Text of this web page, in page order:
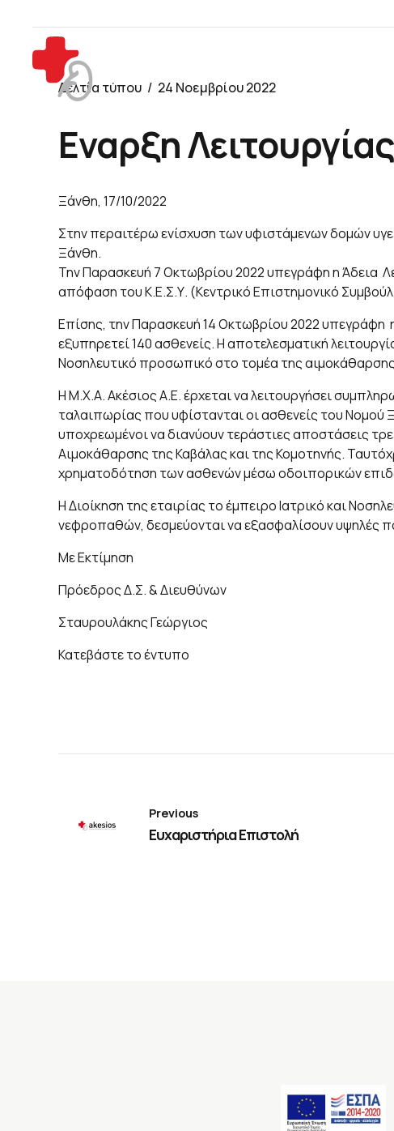
Δελτία τύπου 24 Νοεμβρίου 2022
Εναρξη
Ξάνθη, 17/10/2022
Στην περαιτέρω ενίσχυση των υφιστάμενων δομών
Ξάνθη.
Την Παρασκευή 7 Οκτωβρίου 2022 υπεγράφη η Άδεια
απόφαση του Κ.Ε.Σ.Υ. (Κεντρικό Επιστημονικό
Επίσης, την Παρασκευή 14 Οκτωβρίου 2022 υπεγράφη
εξυπηρετεί 140 ασθενείς. Η αποτελεσματική
Νοσηλευτικό προσωπικό στο τομέα της
Η Μ.Χ.Α. Ακέσιος Α.Ε. έρχεται να λειτουργήσει
ταλαιπωρίας που υφίστανται οι ασθενείς του Νομού
υποχρεωμένοι να διανύουν τεράστιες αποστάσεις
Αιμοκάθαρσης της Καβάλας και της Κομοτηνής.
χρηματοδότηση των ασθενών μέσω οδοιπορικών
Η Διοίκηση της εταιρίας το έμπειρο Ιατρικό και
νεφροπαθών, δεσμεύονται να εξασφαλίσουν υψηλές
Με Εκτίμηση
Πρόεδρος Δ.Σ. & Διευθύνων
Σταυρουλάκης Γεώργιος
Κατεβάστε το έντυπο
Previous
Ευχαριστήρια Επιστολή